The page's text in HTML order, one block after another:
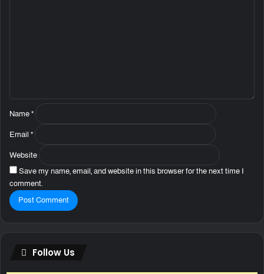
Name*
Email *
Website
Save my name, email, and website in this browser for the next time I
comment.
Follow Us